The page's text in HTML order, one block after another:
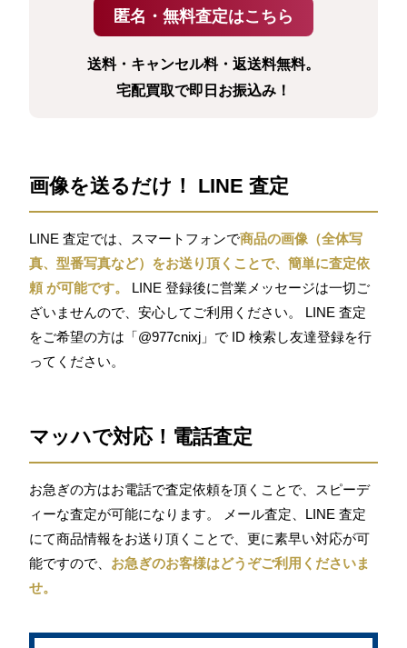
送料・キャンセル料・返送料無料。
宅配買取で即日お振込み！
画像を送るだけ！ LINE 査定
LINE 査定では、スマートフォンで商品の画像（全体写
真、型番写真など）をお送り頂くことで、簡単に査定依
頼 が可能です。
LINE 登録後に営業メッセージは一切ご
ざいませんので、安心してご利用ください。 LINE 査定
をご希望の方は「@977cnixj」で ID 検索し友達登録を行
ってください。
マッハで対応！電話査定
お急ぎの方はお電話で査定依頼を頂くことで、スピーデ
ィーな査定が可能になります。 メール査定、LINE 査定
にて商品情報をお送り頂くことで、更に素早い対応が可
能ですので、 お急ぎのお客様はどうぞご利用くださいま
せ。